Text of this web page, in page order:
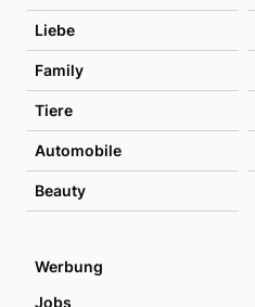
Liebe
Family
Tiere
Automobile
Beauty
Werbung
Jobs